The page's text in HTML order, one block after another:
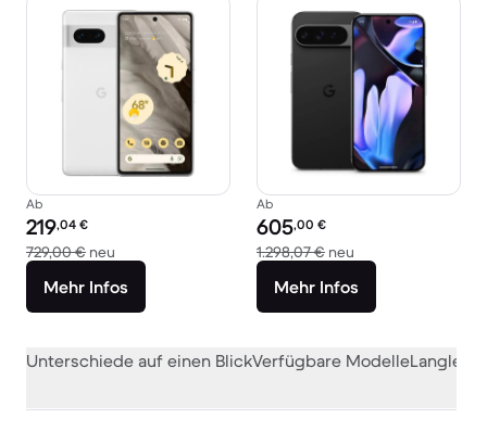
Ab
Preis des erneuerten Produkts:
219,04 €
729,00 € neu Im Vergleich zum Neupreis von 729,00 €
Mehr Infos
Ab
Preis des erneuerten Produkts:
605,00 €
1.298,07 € neu
Mehr Infos
Unterschiede auf einen BlickVerfügbare Modelle